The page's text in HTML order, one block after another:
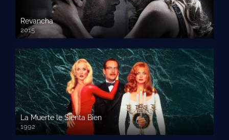
Revancha
2015
720p HD
La Muerte le Sienta Bien
1992
720p HD